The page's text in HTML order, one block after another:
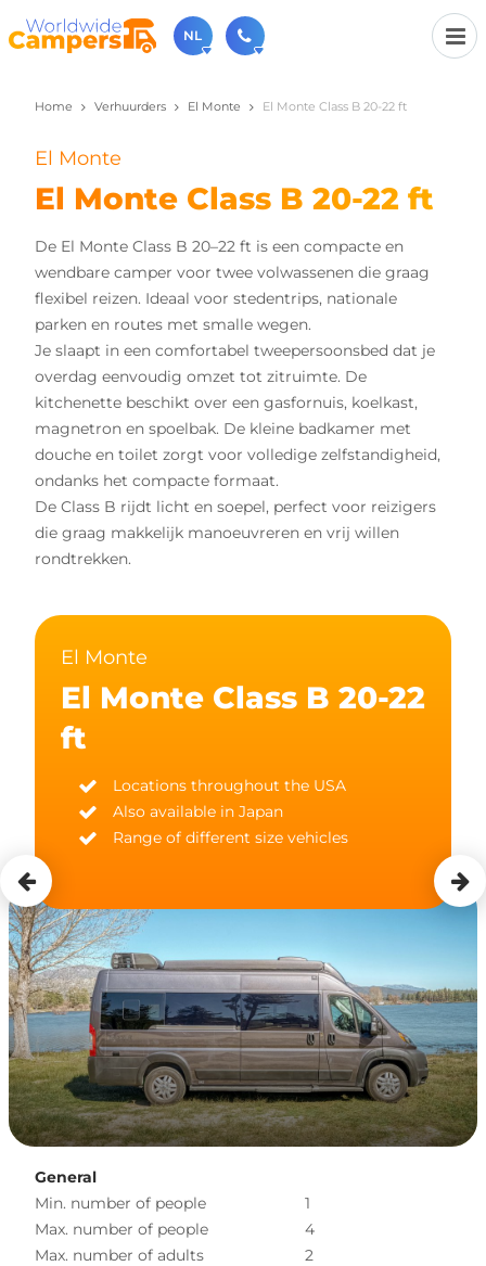
NL
030-6974964
sales@worldwidecampers.com
Je kunt ons natuurlijk ook altijd een mailtje sturen.
Home Verhuurders El Monte El Monte Class B 20-22 ft
El Monte
El Monte Class B 20-22 ft
De El Monte Class B 20–22 ft is een compacte en
wendbare camper voor twee volwassenen die graag
flexibel reizen. Ideaal voor stedentrips, nationale
parken en routes met smalle wegen.
Je slaapt in een comfortabel tweepersoonsbed dat je
overdag eenvoudig omzet tot zitruimte. De
kitchenette beschikt over een gasfornuis, koelkast,
magnetron en spoelbak. De kleine badkamer met
douche en toilet zorgt voor volledige zelfstandigheid,
ondanks het compacte formaat.
De Class B rijdt licht en soepel, perfect voor reizigers
die graag makkelijk manoeuvreren en vrij willen
rondtrekken.
El Monte
El Monte Class B 20-22
ft
Locations throughout the USA
Also available in Japan
Range of different size vehicles
General
Min. number of people
1
Max. number of people
4
Max. number of adults
2